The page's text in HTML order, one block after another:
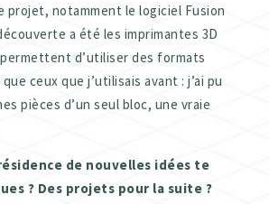
projet, notamment le logiciel Fusion
a été les imprimantes 3D
d’utiliser des formats
ceux que j’utilisais avant : j’ai pu
pièces d’un seul bloc, une vraie
de nouvelles idées te
? Des projets pour la suite ?